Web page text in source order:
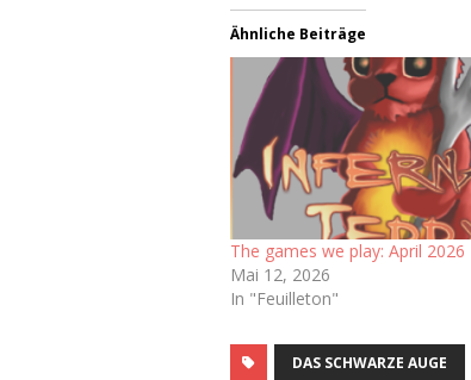
Ähnliche Beiträge
The games we play: April 2026
Mai 12, 2026
In "Feuilleton"
DAS SCHWARZE AUGE